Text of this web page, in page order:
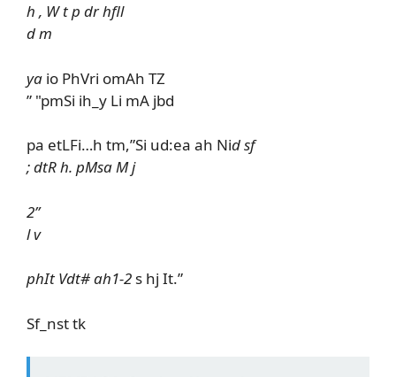
h , W t p dr hfll
d m
ya io PhVri omAh TZ
” "pmSi ih_y Li mA jbd
pa etLFi…h tm,”Si ud:ea ah Nid sf
; dtR h. pMsa M j
2”
l v
phIt Vdt# ah1-2 s hj It.”
Sf_nst tk